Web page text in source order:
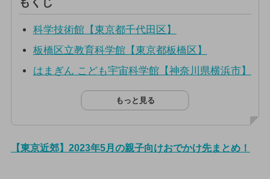
科学技術館【東京都千代田区】
板橋区立教育科学館【東京都板橋区】
はまぎん こども宇宙科学館【神奈川県横浜市】
もっと見る
【東京近郊】2023年5月の親子向けおでかけ先まとめ！